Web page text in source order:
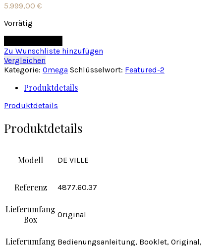
5.999,00 €
Vorrätig
Zu Wunschliste hinzufügen
Vergleichen
Kategorie: Omega Schlüsselwort: Featured-2
Produktdetails
Produktdetails
Produktdetails
Modell DE VILLE
Referenz 4877.60.37
Lieferumfang
Box
Original
Lieferumfang Bedienungsanleitung, Booklet, Original,